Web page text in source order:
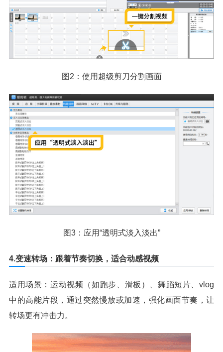
图2：使用超级剪刀分割画面
图3：应用“透明式淡入淡出”
4.变速转场：跟着节奏切换，适合动感视频
适用场景：运动视频（如跑步、滑板）、舞蹈短片、vlog
中的高能片段，通过突然慢放或加速，强化画面节奏，让
转场更有冲击力。